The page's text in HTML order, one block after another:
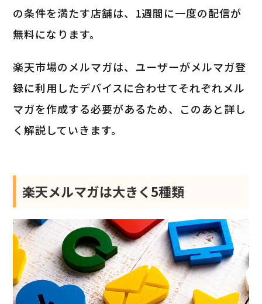
の条件を満たす店舗は、1週間に一度の配信が
無料になります。
楽天市場のメルマガは、ユーザーがメルマガ登
録に利用したデバイスに合わせてそれぞれメル
マガを作成する必要があるため、このあと詳し
く解説していきます。
楽天メルマガは大きく5種類